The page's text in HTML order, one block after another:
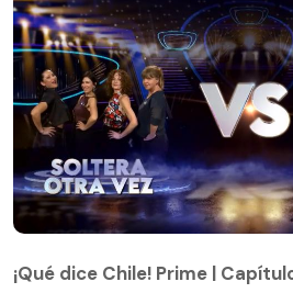
¡Qué dice Chile! Prime |